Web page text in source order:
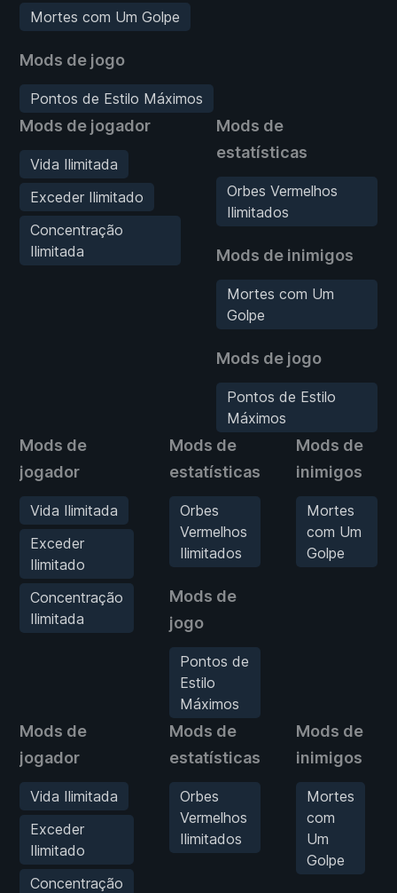
Mortes com Um Golpe
Mods de jogo
Pontos de Estilo Máximos
Mods de jogador
Vida Ilimitada
Exceder Ilimitado
Concentração
Ilimitada
Mods de
estatísticas
Orbes Vermelhos
Ilimitados
Mods de inimigos
Mortes com Um
Golpe
Mods de jogo
Pontos de Estilo
Máximos
Mods de
jogador
Vida Ilimitada
Exceder
Ilimitado
Concentração
Ilimitada
Mods de
estatísticas
Orbes
Vermelhos
Ilimitados
Mods de
jogo
Pontos de
Estilo
Máximos
Mods de
inimigos
Mortes
com Um
Golpe
Mods de
jogador
Vida Ilimitada
Exceder
Ilimitado
Concentração
Mods de
estatísticas
Orbes
Vermelhos
Ilimitados
Mods de
inimigos
Mortes
com
Um
Golpe